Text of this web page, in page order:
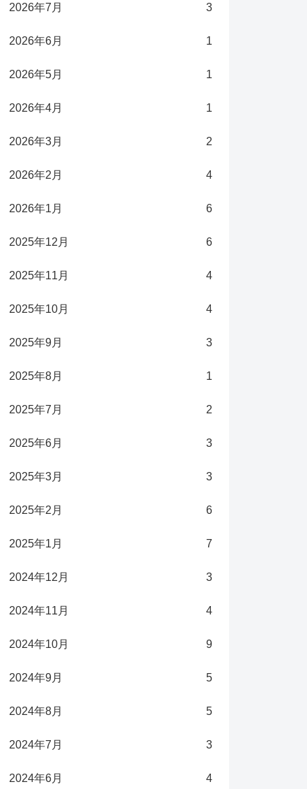
2026年7月 3
2026年6月 1
2026年5月 1
2026年4月 1
2026年3月 2
2026年2月 4
2026年1月 6
2025年12月 6
2025年11月 4
2025年10月 4
2025年9月 3
2025年8月 1
2025年7月 2
2025年6月 3
2025年3月 3
2025年2月 6
2025年1月 7
2024年12月 3
2024年11月 4
2024年10月 9
2024年9月 5
2024年8月 5
2024年7月 3
2024年6月 4